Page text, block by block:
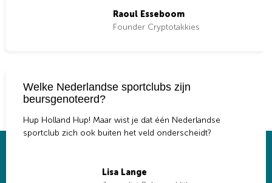
Raoul Esseboom
Founder Cryptotakkies
Welke Nederlandse sportclubs zijn
beursgenoteerd?
Hup Holland Hup! Maar wist je dat één Nederlandse
sportclub zich ook buiten het veld onderscheidt?
Lisa Lange